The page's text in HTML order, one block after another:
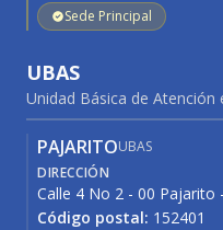
Sede Principal
UBAS
Unidad Básica de Atención
PAJARITOUBAS
DIRECCIÓN
Calle 4 No 2 - 00 Pajarito
Código postal: 152401